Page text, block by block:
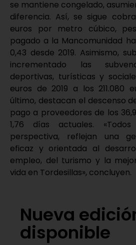
se mantiene congelado,
diferencia. Así, se sigue
euros por metro cúbico,
pagado a la Mancomunidad
0,43 desde 2019. Asimismo,
incrementado las
deportivas, turísticas y
euros de 2019 a los 211.080
último, destacan el descenso
pago a proveedores de los
1,76 días actuales.
perspectiva, reflejan una
eficaz y orientada al
empleo, del turismo y la
vida en Tordesillas», concluyen.
Nueva
disponible